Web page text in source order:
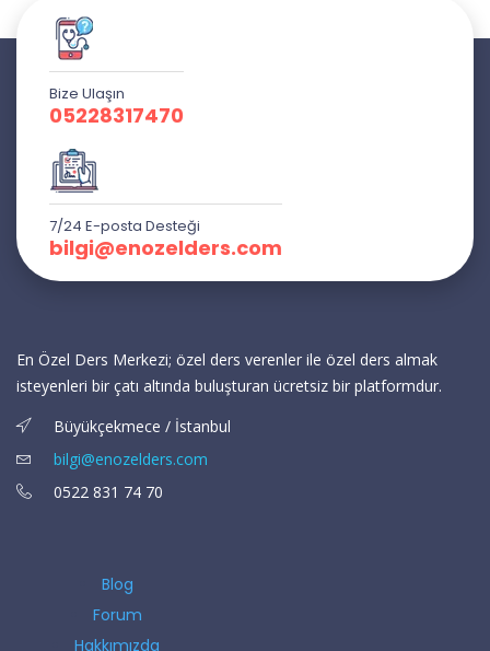
Bize Ulaşın
05228317470
7/24 E-posta Desteği
bilgi@enozelders.com
En Özel Ders Merkezi; özel ders verenler ile özel ders almak
isteyenleri bir çatı altında buluşturan ücretsiz bir platformdur.
Büyükçekmece / İstanbul
bilgi@enozelders.com
0522 831 74 70
Blog
Forum
Hakkımızda